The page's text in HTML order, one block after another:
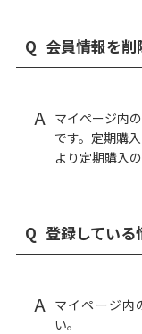
Q 会員情報を削
A マイページ内
です。定期購
より定期購入
Q 登録している
A マイページ内
い。